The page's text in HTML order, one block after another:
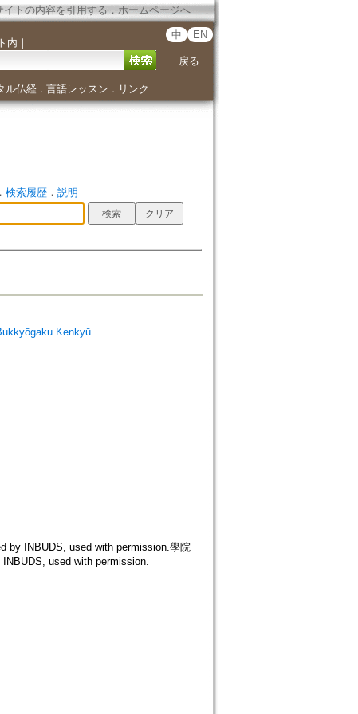
イトの内容を引用する ． ホームページへ
内 ｜
中 EN
戻る
ル仏経． 言語レッスン ． リンク
検索履歴． 説明
Kenkyū
by INBUDS, used with permission.學院
used with permission.